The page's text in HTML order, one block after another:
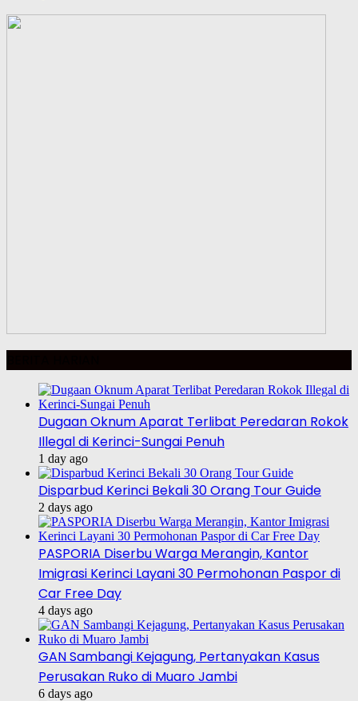
Dugaan Oknum Aparat Terlibat Peredaran Rokok
Illegal di Kerinci-Sungai Penuh
1 day ago
Disparbud Kerinci Bekali 30 Orang Tour Guide
2 days ago
PASPORIA Diserbu Warga Merangin, Kantor
Imigrasi Kerinci Layani 30 Permohonan Paspor di
Car Free Day
4 days ago
GAN Sambangi Kejagung, Pertanyakan Kasus
Perusakan Ruko di Muaro Jambi
6 days ago